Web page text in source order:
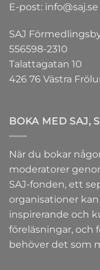
E-post: info@saj.se
SAJ
556598-2310
Talattagatan 10
426 76 Västra
BOKA MED SAJ,
När du bokar
moderatorer
SAJ-fonden, ett
organisationer
inspirerande och
föreläsningar, och
behöver det som